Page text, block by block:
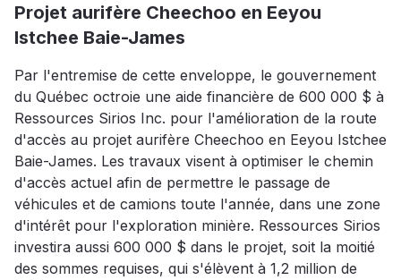
Projet aurifère Cheechoo en Eeyou
Istchee Baie-James
Par l'entremise de cette enveloppe, le gouvernement
du Québec octroie une aide financière de 600 000 $ à
Ressources Sirios Inc. pour l'amélioration de la route
d'accès au projet aurifère Cheechoo en Eeyou Istchee
Baie-James. Les travaux visent à optimiser le chemin
d'accès actuel afin de permettre le passage de
véhicules et de camions toute l'année, dans une zone
d'intérêt pour l'exploration minière. Ressources Sirios
investira aussi 600 000 $ dans le projet, soit la moitié
des sommes requises, qui s'élèvent à 1,2 million de